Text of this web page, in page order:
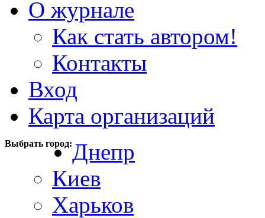
О журнале
Как стать автором!
Контакты
Вход
Карта организаций
Выбрать город:Днепр
Киев
Харьков